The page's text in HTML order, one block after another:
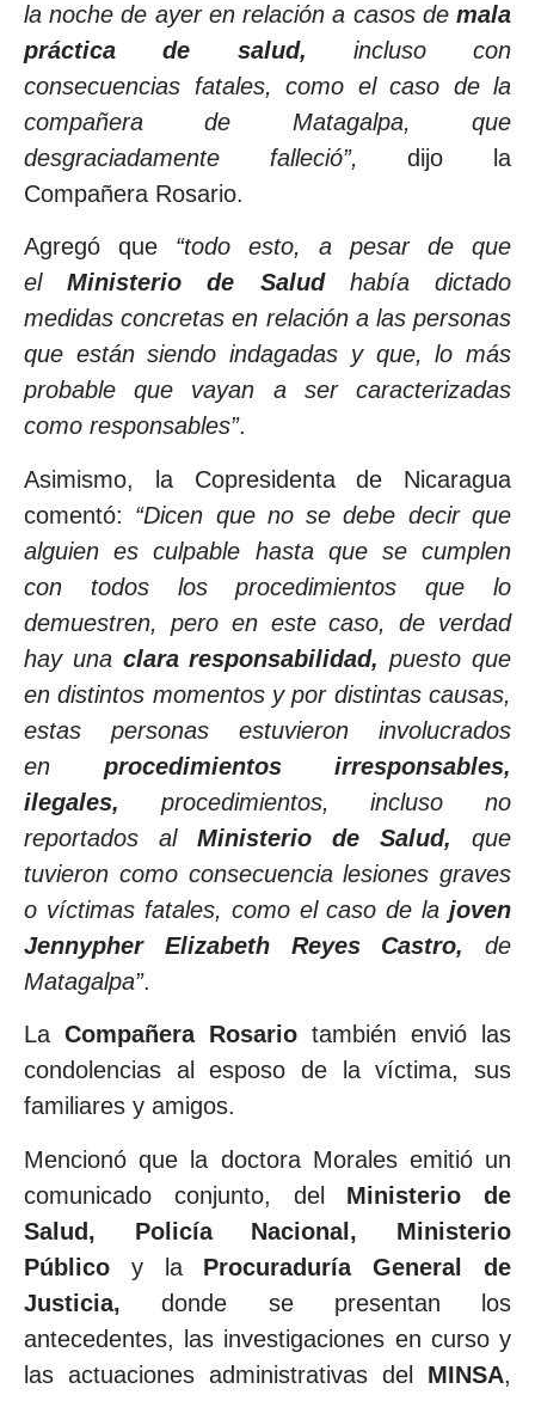
la noche de ayer en relación a casos de mala
práctica de salud, incluso con
consecuencias fatales, como el caso de la
compañera de Matagalpa, que
desgraciadamente falleció”,dijo la
Compañera Rosario.
Agregó que “todo esto, a pesar de que
elMinisterio de Salud había dictado
medidas concretas en relación a las personas
que están siendo indagadas y que, lo más
probable que vayan a ser caracterizadas
como responsables”.
Asimismo, la Copresidenta de Nicaragua
comentó: “Dicen que no se debe decir que
alguien es culpable hasta que se cumplen
con todos los procedimientos que lo
demuestren, pero en este caso, de verdad
hay una clara responsabilidad,puesto que
en distintos momentos y por distintas causas,
estas personas estuvieron involucrados
en procedimientos irresponsables,
ilegales, procedimientos, incluso no
reportados al Ministerio de Salud, que
tuvieron como consecuencia lesiones graves
o víctimas fatales, como el caso de la joven
Jennypher Elizabeth Reyes Castro,
de
Matagalpa”.
La Compañera Rosario también envió las
condolencias al esposo de la víctima, sus
familiares y amigos.
Mencionó que la doctora Morales emitió un
comunicado conjunto, del Ministerio de
Salud, Policía Nacional, Ministerio
Público y la Procuraduría General de
Justicia,donde se presentan los
antecedentes, las investigaciones en curso y
las actuaciones administrativas del MINSA,